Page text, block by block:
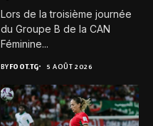
Lors de la troisième journée
du Groupe B de la CAN
Féminine...
BYFOOT.TG 5 AOÛT 2026